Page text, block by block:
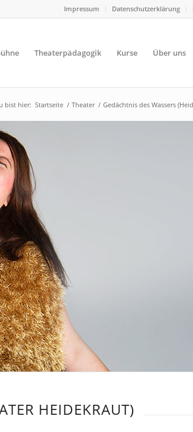
Impressum Datenschutzerklärung
Theaterpädagogik Kurse Über uns
bist hier: Startseite / Theater / Gedächtnis des Wassers
HEIDEKRAUT)